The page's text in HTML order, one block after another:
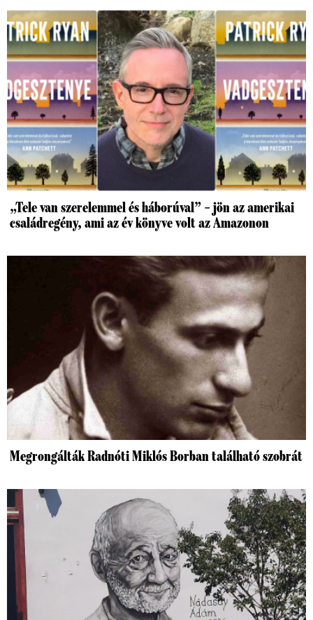
„Tele van szerelemmel és háborúval” – jön az amerikai
családregény, ami az év könyve volt az Amazonon
Megrongálták Radnóti Miklós Borban található szobrát